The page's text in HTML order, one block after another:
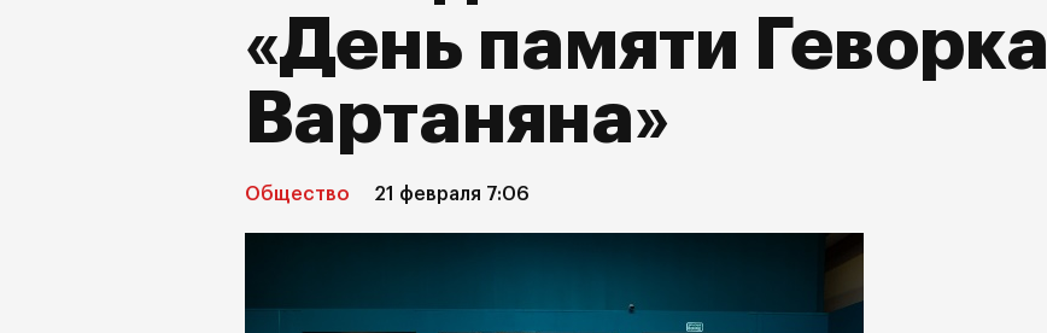
«День памяти Геворка
Вартаняна»
Общество 21 февраля 7:06